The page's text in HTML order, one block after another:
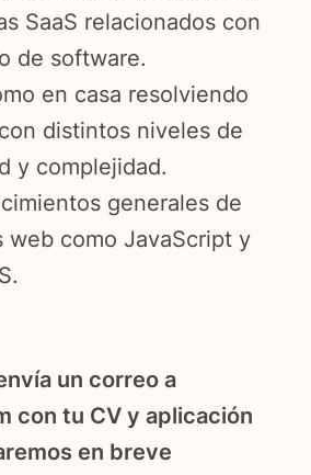
SaaS relacionados con
de software.
en casa resolviendo
distintos niveles de
y complejidad.
generales de
web como JavaScript y
un correo a
con tu CV y aplicación
en breve